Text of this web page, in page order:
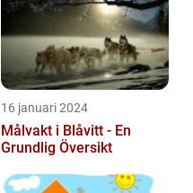
16 januari 2024
Målvakt i Blåvitt - En
Grundlig Översikt